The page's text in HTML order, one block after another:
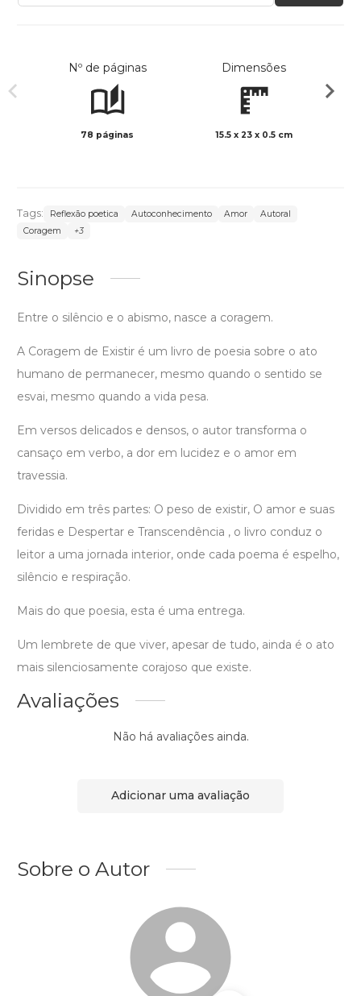
Nº de páginas
78 páginas
Dimensões
15.5 x 23 x 0.5 cm
Tags: Reflexão poetica Autoconhecimento Amor
Autoral
Coragem
+3
Sinopse
Entre o silêncio e o abismo, nasce a coragem.
A Coragem de Existir é um livro de poesia sobre o ato
humano de permanecer, mesmo quando o sentido se
esvai, mesmo quando a vida pesa.
Em versos delicados e densos, o autor transforma o
cansaço em verbo, a dor em lucidez e o amor em
travessia.
Dividido em três partes: O peso de existir, O amor e suas
feridas e Despertar e Transcendência , o livro conduz o
leitor a uma jornada interior, onde cada poema é espelho,
silêncio e respiração.
Mais do que poesia, esta é uma entrega.
Um lembrete de que viver, apesar de tudo, ainda é o ato
mais silenciosamente corajoso que existe.
Avaliações
Não há avaliações ainda.
Adicionar uma avaliação
Sobre o Autor